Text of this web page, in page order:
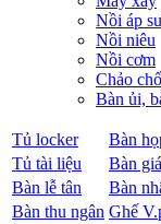
Nồi áp
Nồi niêu
Nồi cơm
Chảo
Bàn ủi,
Tủ locker Bàn
Tủ tài liệu
Bàn
Bàn lễ tân
Bàn
Bàn thu ngân Ghế